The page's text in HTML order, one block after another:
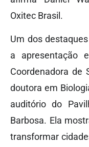
Oxitec Brasil.
Um dos
a apresentação
Coordenadora de
doutora em
auditório do
Barbosa. Ela
transformar